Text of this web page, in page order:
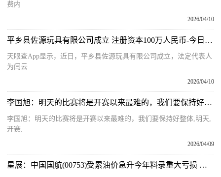
费内
2026/04/10
平乡县佐源玩具有限公司成立 注册资本100万人民币-今日热闻
天眼查App显示，近日，平乡县佐源玩具有限公司成立，法定代表人
为闫云
2026/04/10
李国旭：明天的比赛将是开赛以来最难的，我们要保持好整体_每日热文
李国旭：明天的比赛将是开赛以来最难的，我们要保持好整体,明天,
开赛,
2026/04/09
星展：中国国航(00753)受累油价急升今年料录重大亏损 降目标价至4.1港元-每日聚焦